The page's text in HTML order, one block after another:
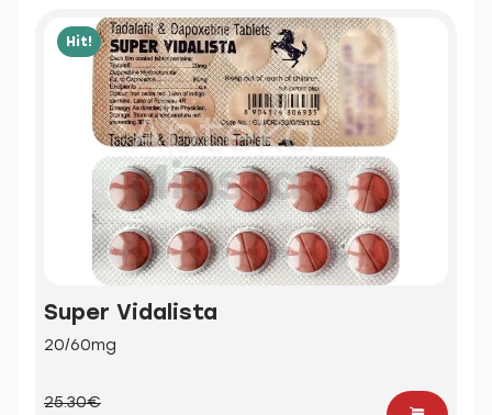
Hit!
Super Vidalista
20/60mg
25.30€